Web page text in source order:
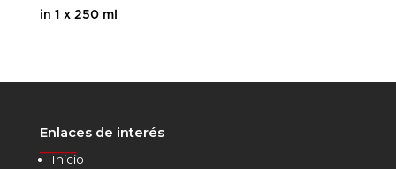
in 1 x 250 ml
Enlaces de interés
Inicio